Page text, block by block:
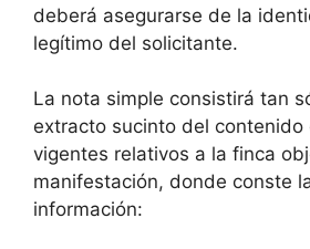
deberá asegurarse de la
legítimo del solicitante.
La nota simple consistirá tan
extracto sucinto del contenido
vigentes relativos a la finca
manifestación, donde conste
información: